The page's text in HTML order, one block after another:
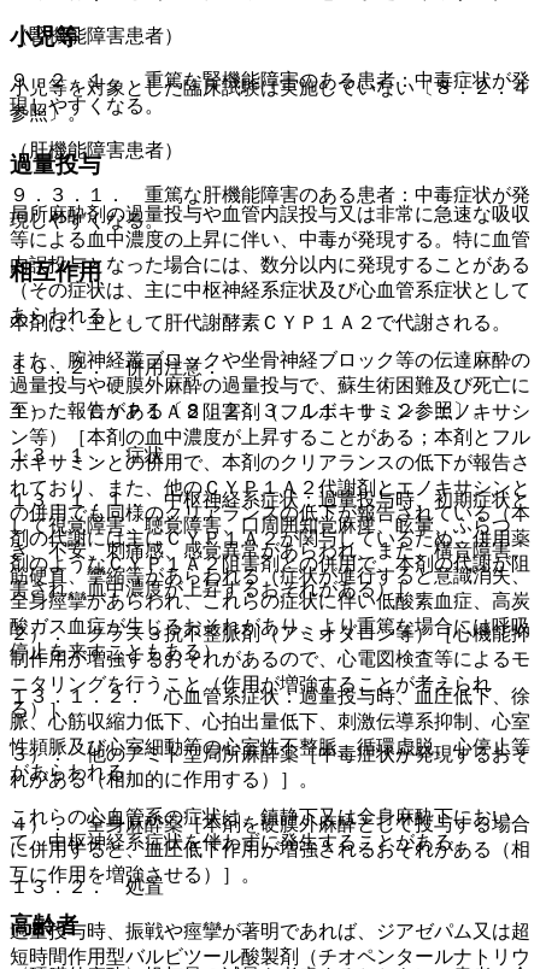
小児等
小児等を対象とした臨床試験は実施していない〔８．２．４
参照〕。
過量投与
局所麻酔剤の過量投与や血管内誤投与又は非常に急速な吸収
等による血中濃度の上昇に伴い、中毒が発現する。特に血管
内誤投与となった場合には、数分以内に発現することがある
（その症状は、主に中枢神経系症状及び心血管系症状として
あらわれる）。
また、腕神経叢ブロックや坐骨神経ブロック等の伝達麻酔の
過量投与や硬膜外麻酔の過量投与で、蘇生術困難及び死亡に
至った報告がある〔８．２．３、１１．１．２参照〕。
１３．１． 症状
１３．１．１． 中枢神経系症状：過量投与時、初期症状と
して視覚障害、聴覚障害、口周囲知覚麻痺、眩暈、ふらつ
き、不安、刺痛感、感覚異常があらわれ、また、構音障害、
筋硬直、攣縮等があらわれる（症状が進行すると意識消失、
全身痙攣があらわれ、これらの症状に伴い低酸素血症、高炭
酸ガス血症が生じるおそれがあり、より重篤な場合には呼吸
停止を来すこともある）。
１３．１．２． 心血管系症状：過量投与時、血圧低下、徐
脈、心筋収縮力低下、心拍出量低下、刺激伝導系抑制、心室
性頻脈及び心室細動等の心室性不整脈、循環虚脱、心停止等
があらわれる。
これらの心血管系の症状は、鎮静下又は全身麻酔下におい
て、中枢神経系症状を伴わずに発生することがある。
１３．２． 処置
過量投与時、振戦や痙攣が著明であれば、ジアゼパム又は超
短時間作用型バルビツール酸製剤（チオペンタールナトリウ
（腎機能障害患者）
９．２．１． 重篤な腎機能障害のある患者：中毒症状が発
現しやすくなる。
（肝機能障害患者）
９．３．１． 重篤な肝機能障害のある患者：中毒症状が発
現しやすくなる。
相互作用
本剤は、主として肝代謝酵素ＣＹＰ１Ａ２で代謝される。
１０．２． 併用注意：
１）． ＣＹＰ１Ａ２阻害剤（フルボキサミン、エノキサシ
ン等）［本剤の血中濃度が上昇することがある；本剤とフル
ボキサミンとの併用で、本剤のクリアランスの低下が報告さ
れており、また、他のＣＹＰ１Ａ２代謝剤とエノキサシンと
の併用でも同様のクリアランスの低下が報告されている（本
剤の代謝には主にＣＹＰ１Ａ２が関与しているため、併用薬
剤のようなＣＹＰ１Ａ２阻害剤との併用で、本剤の代謝が阻
害され、血中濃度が上昇するおそれがある）］。
２）． クラス３抗不整脈剤（アミオダロン等）［心機能抑
制作用が増強するおそれがあるので、心電図検査等によるモ
ニタリングを行うこと（作用が増強することが考えられ
る）］。
３）． 他のアミド型局所麻酔薬［中毒症状が発現するおそ
れがある（相加的に作用する）］。
４）． 全身麻酔薬［本剤を硬膜外麻酔として投与する場合
に併用すると、血圧低下作用が増強されるおそれがある（相
互に作用を増強させる）］。
高齢者